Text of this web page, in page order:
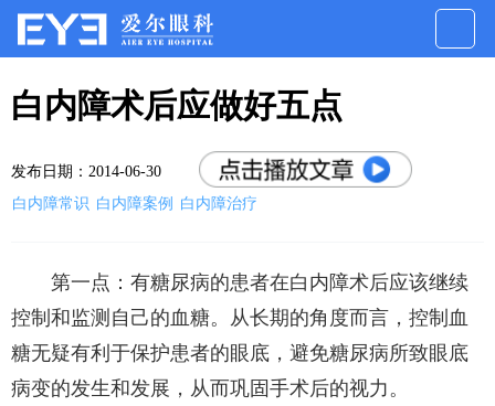
白内障术后应做好五点
发布日期：2014-06-30
白内障常识 白内障案例 白内障治疗
第一点：有糖尿病的患者在白内障术后应该继续
控制和监测自己的血糖。从长期的角度而言，控制血
糖无疑有利于保护患者的眼底，避免糖尿病所致眼底
病变的发生和发展，从而巩固手术后的视力。